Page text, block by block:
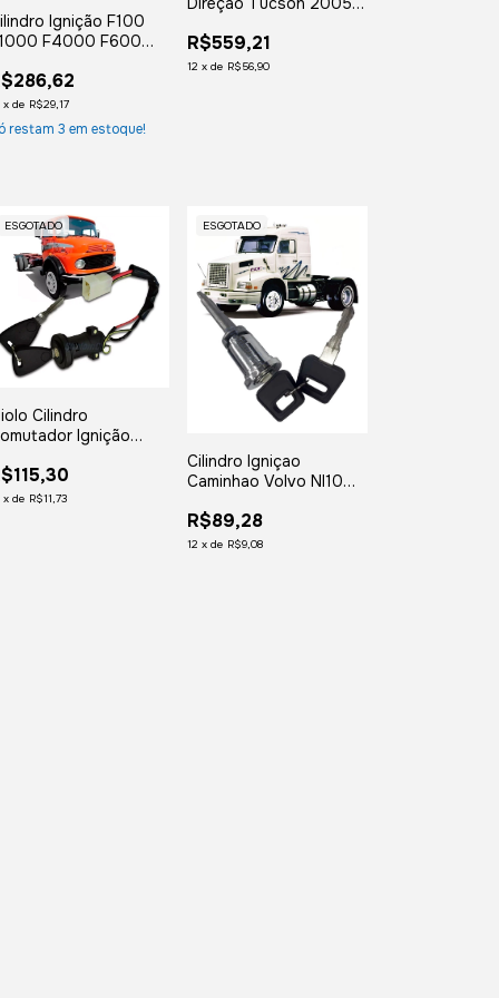
Ignição F100
F4000 F600
1977 a 1984
xde R$29,17
restam3 em estoque!
2009 2010 2011 2012
2013 2014 2015 2016
R$559,21
12 xde R$56,90
ESGOTADO
Cilindro
Ignição
xde R$11,73
ESGOTADO
Cilindro Igniçao
Caminhao Volvo Nl10
R$89,28
12 xde R$9,08